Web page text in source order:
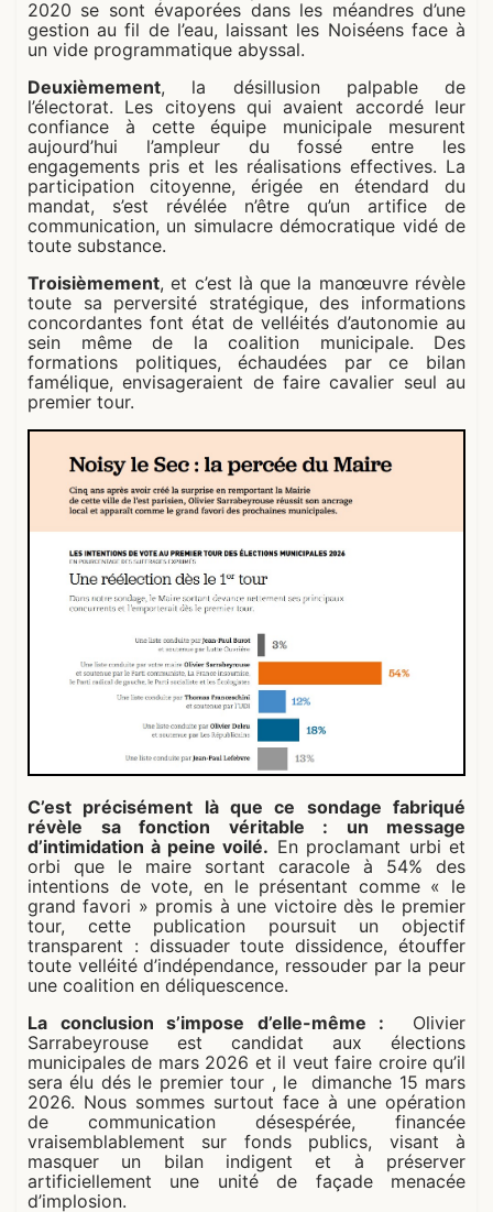
2020 se sont évaporées dans les méandres d’une
gestion au fil de l’eau, laissant les Noiséens face à
un vide programmatique abyssal.
Deuxièmement, la désillusion palpable de
l’électorat. Les citoyens qui avaient accordé leur
confiance à cette équipe municipale mesurent
aujourd’hui l’ampleur du fossé entre les
engagements pris et les réalisations effectives. La
participation citoyenne, érigée en étendard du
mandat, s’est révélée n’être qu’un artifice de
communication, un simulacre démocratique vidé de
toute substance.
Troisièmement, et c’est là que la manœuvre révèle
toute sa perversité stratégique, des informations
concordantes font état de velléités d’autonomie au
sein même de la coalition municipale. Des
formations politiques, échaudées par ce bilan
famélique, envisageraient de faire cavalier seul au
premier tour.
C’est précisément là que ce sondage fabriqué
révèle sa fonction véritable : un message
d’intimidation à peine voilé. En proclamant urbi et
orbi que le maire sortant caracole à 54% des
intentions de vote, en le présentant comme « le
grand favori » promis à une victoire dès le premier
tour, cette publication poursuit un objectif
transparent : dissuader toute dissidence, étouffer
toute velléité d’indépendance, ressouder par la peur
une coalition en déliquescence.
La conclusion s’impose d’elle-même : Olivier
Sarrabeyrouse est candidat aux élections
municipales de mars 2026 et il veut faire croire qu’il
sera élu dés le premier tour , le dimanche 15 mars
2026. Nous sommes surtout face à une opération
de communication désespérée, financée
vraisemblablement sur fonds publics, visant à
masquer un bilan indigent et à préserver
artificiellement une unité de façade menacée
d’implosion.